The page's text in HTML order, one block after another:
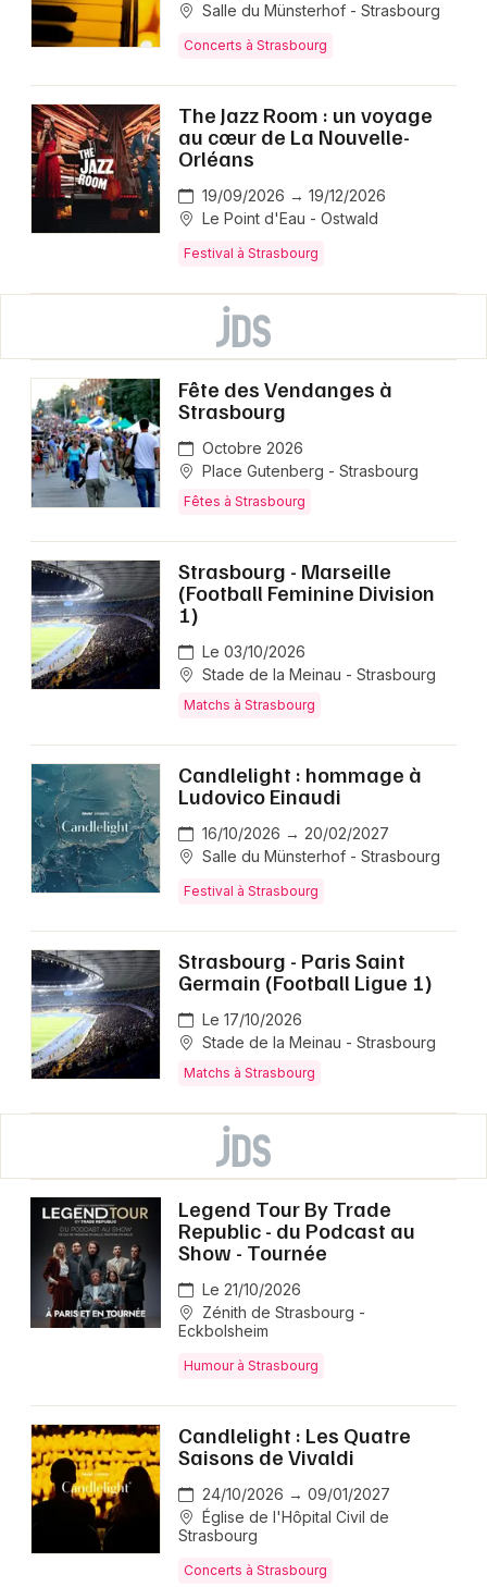
Salle du Münsterhof - Strasbourg
Concerts à Strasbourg
The Jazz Room : un voyage
au cœur de La Nouvelle-
Orléans
19/09/2026 → 19/12/2026
Le Point d'Eau - Ostwald
Festival à Strasbourg
Fête des Vendanges à
Strasbourg
Octobre 2026
Place Gutenberg - Strasbourg
Fêtes à Strasbourg
Strasbourg - Marseille
(Football Feminine Division
1)
Le 03/10/2026
Stade de la Meinau - Strasbourg
Matchs à Strasbourg
Candlelight : hommage à
Ludovico Einaudi
16/10/2026 → 20/02/2027
Salle du Münsterhof - Strasbourg
Festival à Strasbourg
Strasbourg - Paris Saint
Germain (Football Ligue 1)
Le 17/10/2026
Stade de la Meinau - Strasbourg
Matchs à Strasbourg
Legend Tour By Trade
Republic - du Podcast au
Show - Tournée
Le 21/10/2026
Zénith de Strasbourg -
Eckbolsheim
Humour à Strasbourg
Candlelight : Les Quatre
Saisons de Vivaldi
24/10/2026 → 09/01/2027
Église de l'Hôpital Civil de
Strasbourg
Concerts à Strasbourg